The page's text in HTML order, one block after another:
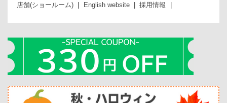
店舗(ショールーム) English website 採用情報